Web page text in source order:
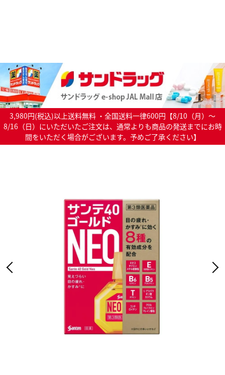
3,980円(税込)以上送料無料 ・全国送料一律600円【8/10（月）～
8/16（日）にいただいたご注文は、通常よりも商品の発送までにお時
間をいただく場合がございます。予めご了承ください】